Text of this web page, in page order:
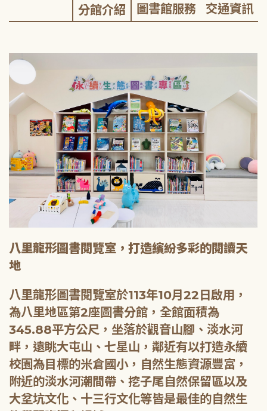
分館介紹 圖書館服務 交通資訊
八里龍形圖書閱覽室，打造繽紛多彩的閱讀天
地
八里龍形圖書閱覽室於113年10月22日啟用，
為八里地區第2座圖書分館，全館面積為
345.88平方公尺，坐落於觀音山腳、淡水河
畔，遠眺大屯山、七星山，鄰近有以打造永續
校園為目標的米倉國小，自然生態資源豐富，
附近的淡水河潮間帶、挖子尾自然保留區以及
大坌坑文化、十三行文化等皆是最佳的自然生